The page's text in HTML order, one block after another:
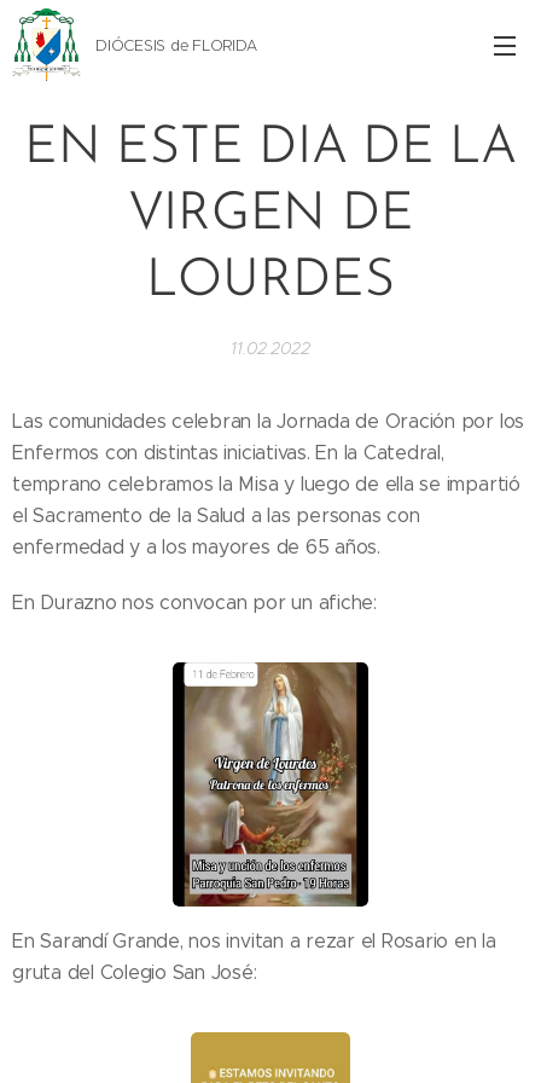
DIÓCESIS de FLORIDA
EN ESTE DIA DE LA
VIRGEN DE
LOURDES
11.02.2022
Las comunidades celebran la Jornada de Oración por los
Enfermos con distintas iniciativas. En la Catedral,
temprano celebramos la Misa y luego de ella se impartió
el Sacramento de la Salud a las personas con
enfermedad y a los mayores de 65 años.
En Durazno nos convocan por un afiche:
En Sarandí Grande, nos invitan a rezar el Rosario en la
gruta del Colegio San José: